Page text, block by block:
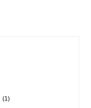
(1)